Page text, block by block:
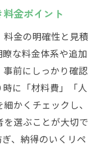
なアイデア
者選びの工夫
節約テクニック
修価格抑制策
スト削減方法
積もり依頼のコ
金ポイント
料金の明確性と見積
な料金体系や追加
前にしっかり確認
に「材料費」「人
かくチェックし、
選ぶことが大切で
、納得のいくリペ